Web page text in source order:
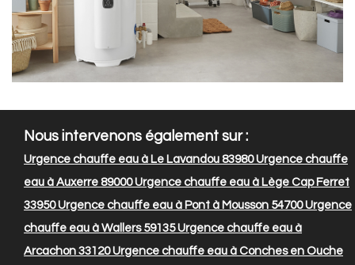
Nous intervenons également sur :
Urgence chauffe eau à Le Lavandou 83980Urgence chauffe
eau à Auxerre 89000Urgence chauffe eau à Lège Cap Ferret
33950Urgence chauffe eau à Pont à Mousson 54700Urgence
chauffe eau à Wallers 59135Urgence chauffe eau à
Arcachon 33120Urgence chauffe eau à Conches en Ouche